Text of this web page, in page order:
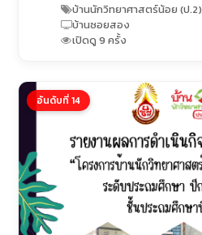
บ้านนักวิทยาศาสตร์น้อย (ป.2)
บ้านซอยสอง
เปิดดู 9 ครั้ง
อันดับที่ 14